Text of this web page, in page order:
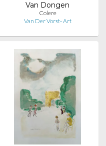
Van Dongen
Colere
Van Der Vorst- Art